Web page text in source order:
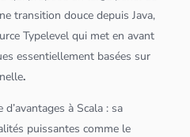
transition douce depuisJava,
Typelevel qui met en avant
essentiellement basées sur
.
à Scala : sa
puissantes comme le